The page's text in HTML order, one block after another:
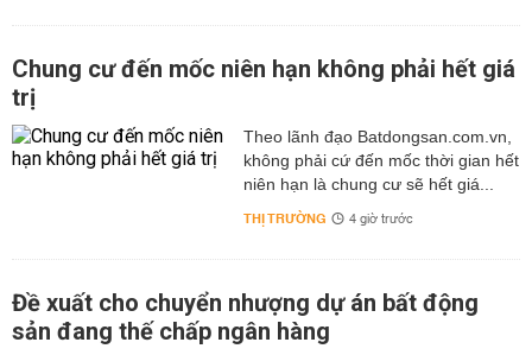
Chung cư đến mốc niên hạn không phải hết giá
trị
Theo lãnh đạo Batdongsan.com.vn,
không phải cứ đến mốc thời gian hết
niên hạn là chung cư sẽ hết giá...
THỊ TRƯỜNG 4 giờ trước
Đề xuất cho chuyển nhượng dự án bất động
sản đang thế chấp ngân hàng